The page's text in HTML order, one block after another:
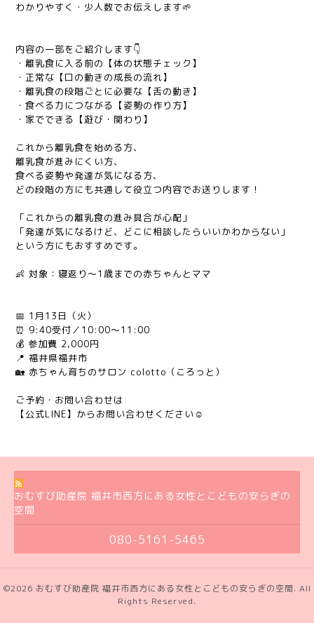
わかりやすく・少人数でお伝えします🌱
内容の一部をご紹介します👇
・離乳食に入る前の【体の状態チェック】
・正常な【口の動きの成長の流れ】
・離乳食の段階ごとに必要な【舌の動き】
・食べる力につながる【姿勢の作り方】
・家でできる【遊び・関わり】
これから離乳食を始める方、
離乳食が進みにくい方、
食べる姿勢や発達が気になる方、
どの段階の方にも共通して役立つ内容でお送りします！
「これからの離乳食の進み具合が心配」
「発達が気になるけど、どこに相談したらいいかわからない」
という方にもおすすめです。
👶 対象：寝返り〜1歳までの赤ちゃんとママ
📅 1月13日（火）
⏰ 9:40受付／10:00〜11:00
💰 参加費 2,000円
📍 福井県福井市
🏡 赤ちゃん育ちのサロン colotto（ころっと）
ご予約・お問い合わせは
【公式LINE】からお問い合わせください☺️
おむすび助産院 福井市西方にある女性とこどもの安らぎの
空間
080-5161-5465
©2026 おむすび助産院 福井市西方にある女性とこどもの安らぎの空間. All
Rights Reserved.